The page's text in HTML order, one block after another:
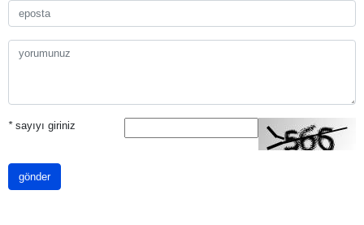
*sayıyı giriniz
gönder